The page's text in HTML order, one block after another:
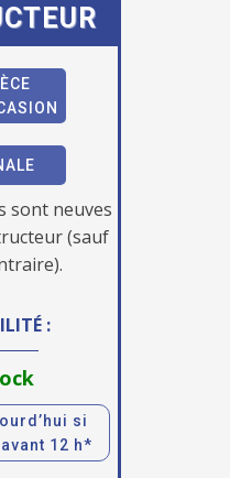
sont neuves
(sauf
:
si
12 h*